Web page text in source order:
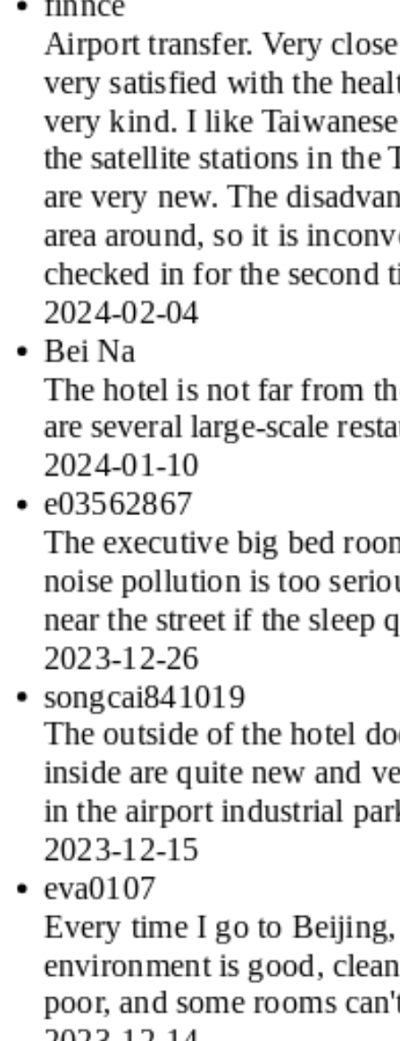
Airport transfer. Very
very satisfied with the
very kind. I like
the satellite stations in the
are very new. The
area around, so it is
checked in for the second
2024-02-04
Bei Na
The hotel is not far from
are several large-scale
2024-01-10
e03562867
The executive big bed
noise pollution is too
near the street if the sleep
2023-12-26
songcai841019
The outside of the hotel
inside are quite new and
in the airport industrial
2023-12-15
eva0107
Every time I go to
environment is good,
poor, and some rooms
2023-12-14